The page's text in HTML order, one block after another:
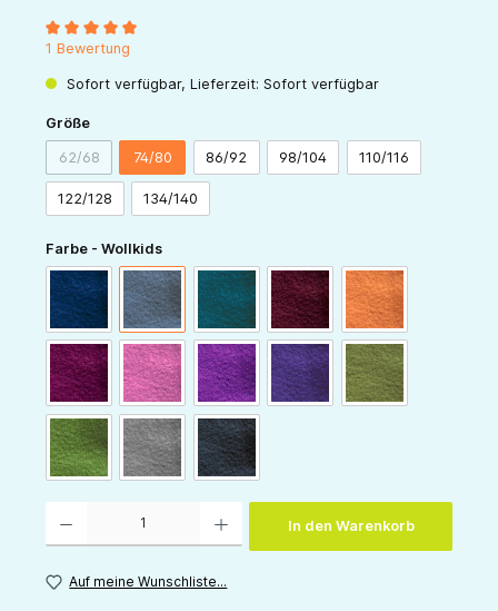
Durchschnittliche Bewertung von 5 von 5 Sternen
1 Bewertung
Sofort verfügbar, Lieferzeit: Sofort verfügbar
Größeauswählen
62/68(Diese Option ist zurzeit nicht verfügbar.)
74/80 86/92 98/104 110/116
122/128 134/140
Farbe - Wollkidsauswählen
navy blaugrau dunkelpetrolbordeaux hellorange
beere himbeer lila pflaume waldgrün
gras hellgrau anthrazit
In den Warenkorb
Auf meine Wunschliste...